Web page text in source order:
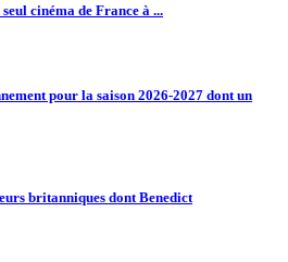
cinéma de France à ...
pour la saison 2026-2027 dont un
britanniques dont Benedict